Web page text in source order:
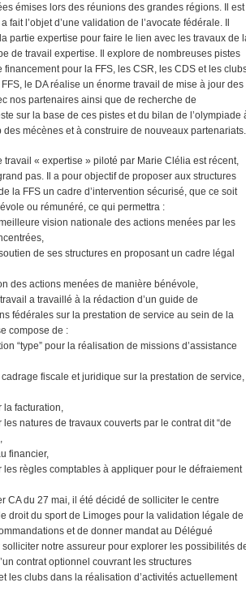
émises lors des réunions des grandes régions. Il est
fait l’objet d’une validation de l’avocate fédérale. Il
partie expertise pour faire le lien avec les travaux de
de travail expertise. Il explore de nombreuses pistes
financement pour la FFS, les CSR, les CDS et les
le DA réalise un énorme travail de mise à jour des
nos partenaires ainsi que de recherche de
sur la base de ces pistes et du bilan de l’olympiade
mécènes et à construire de nouveaux partenariats.
travail « expertise » piloté par Marie Clélia est récent,
pas. Il a pour objectif de proposer aux structures
la FFS un cadre d’intervention sécurisé, que ce soit
ou rémunéré, ce qui permettra :
vision nationale des actions menées par les
de ses structures en proposant un cadre légal
des actions menées de manière bénévole,
a travaillé à la rédaction d’un guide de
fédérales sur la prestation de service au sein de la
compose de :
“type” pour la réalisation de missions d’assistance
fiscale et juridique sur la prestation de service,
facturation,
les natures de travaux couverts par le contrat dit “de
financier,
les règles comptables à appliquer pour le défraiement
CA du 27 mai, il été décidé de solliciter le centre
droit du sport de Limoges pour la validation légale de
et de donner mandat au Délégué
notre assureur pour explorer les possibilités
contrat optionnel couvrant les structures
les clubs dans la réalisation d’activités actuellement